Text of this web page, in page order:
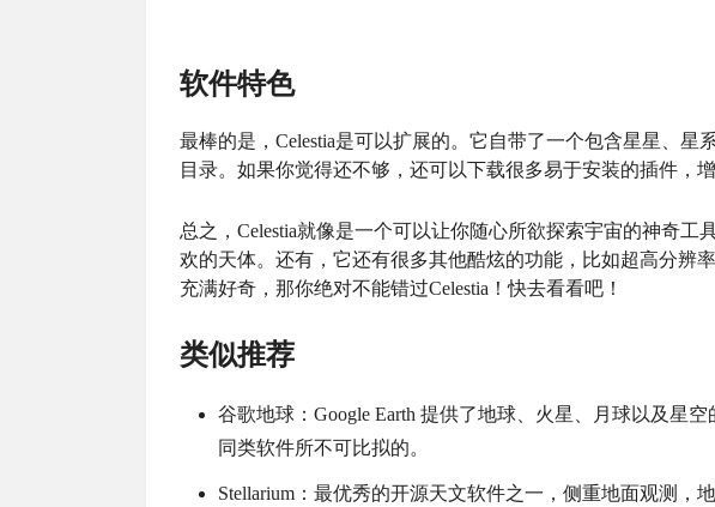
软件特色
最棒的是，Celestia是可以扩展的。它自带了一个包含星星、
目录。如果你觉得还不够，还可以下载很多易于安装的插件，增
总之，Celestia就像是一个可以让你随心所欲探索宇宙的神奇
欢的天体。还有，它还有很多其他酷炫的功能，比如超高分辨
充满好奇，那你绝对不能错过Celestia！快去看看吧！
类似推荐
谷歌地球：Google Earth 提供了地球、火星、月球以及星
同类软件所不可比拟的。
Stellarium：最优秀的开源天文软件之一，侧重地面观测，